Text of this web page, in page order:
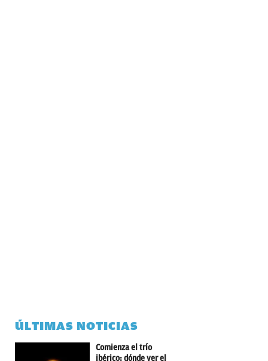
ÚLTIMAS NOTICIAS
Comienza el trío
ibérico: dónde ver el